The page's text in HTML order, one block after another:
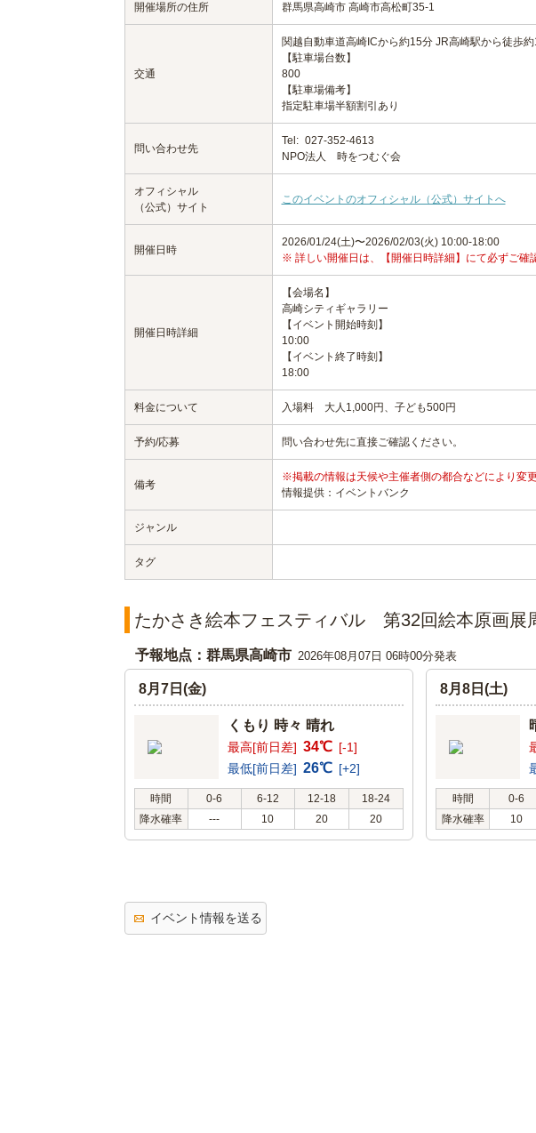
開催場所の住所 群馬県高崎市 高崎市高松町35-1
交通
関越自動車道高崎ICから約15分 JR高崎駅から徒歩
【駐車場台数】
800
【駐車場備考】
指定駐車場半額割引あり
問い合わせ先
Tel: 027-352-4613
NPO法人 時をつむぐ会
オフィシャル
（公式）サイト
このイベントのオフィシャル（公式）サイトへ
開催日時
2026/01/24(土)〜2026/02/03(火) 10:00-18:00
※ 詳しい開催日は、【開催日時詳細】にて必ずご確
開催日時詳細
【会場名】
高崎シティギャラリー
【イベント開始時刻】
10:00
【イベント終了時刻】
18:00
料金について 入場料 大人1,000円、子ども500円
予約/応募 問い合わせ先に直接ご確認ください。
備考
※掲載の情報は天候や主催者側の都合などにより変
情報提供：イベントバンク
ジャンル
タグ
たかさき絵本フェスティバル 第32回絵本原画展
予報地点：群馬県高崎市 2026年08月07日 06時00分発表
8月7日(金)
くもり 時々 晴れ
最高[前日差] 34℃ [-1]
最低[前日差] 26℃ [+2]
時間 0-6 6-12 12-18
18-24
降水確率
--- 10 20 20
8月8日(土)
時間 0-6
降水確率
10
イベント情報を送る